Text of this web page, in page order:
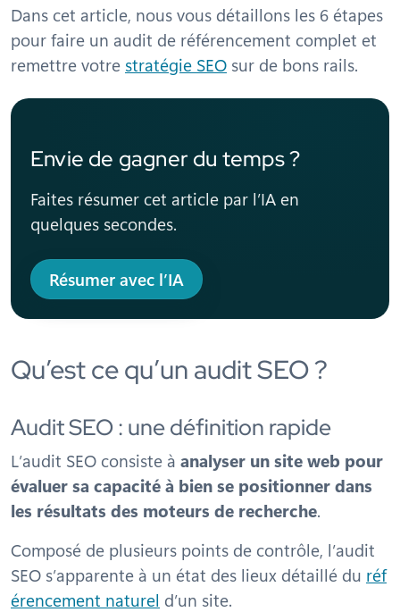
Dans cet article, nous vous détaillons les 6 étapes
pour faire un audit de référencement complet et
remettre votre stratégie SEO sur de bons rails.
Envie de gagner du temps ?
Faites résumer cet article par l’IA en
quelques secondes.
Résumer avec l’IA
Qu’est ce qu’un audit SEO ?
Audit SEO : une définition rapide
L’audit SEO consiste à analyser un site web pour
évaluer sa capacité à bien se positionner dans
les résultats des moteurs de recherche.
Composé de plusieurs points de contrôle, l’audit
SEO s’apparente à un état des lieux détaillé du réf
érencement naturel d’un site.